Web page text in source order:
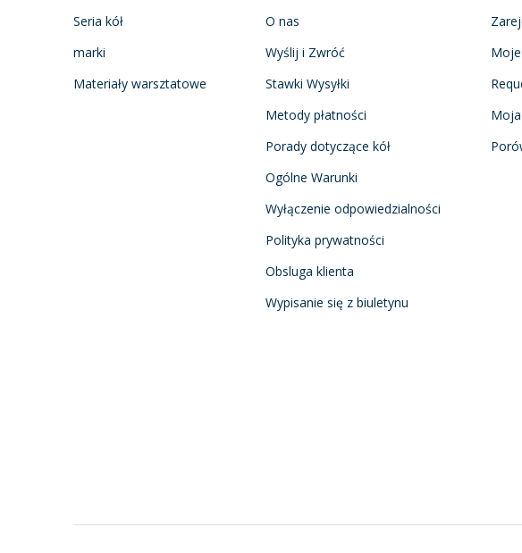
Seria kół
marki
Materiały warsztatowe
O nas
Wyślij i Zwróć
Stawki Wysyłki
Metody płatności
Porady dotyczące kół
Ogólne Warunki
Wyłączenie odpowiedzialności
Polityka prywatności
Obsluga klienta
Wypisanie się z biuletynu